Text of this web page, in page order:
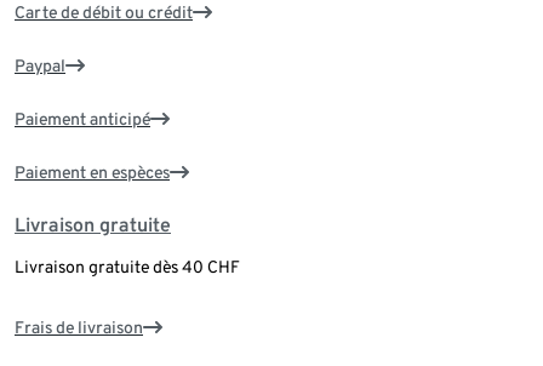
Carte de débit ou crédit
Paypal
Paiement anticipé
Paiement en espèces
Livraison gratuite
Livraison gratuite dès 40 CHF
Frais de livraison